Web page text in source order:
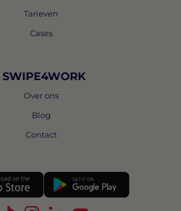
Tarieven
Cases
SWIPE4WORK
Over ons
Blog
Contact